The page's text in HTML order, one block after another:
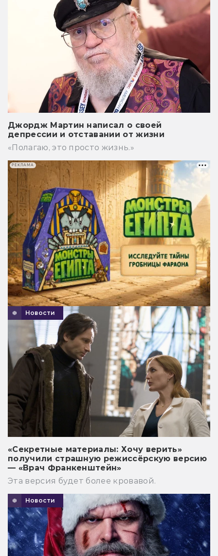
Джордж Мартин написал о своей
депрессии и отставании от жизни
«Полагаю, это просто жизнь.»
Новости
«Секретные материалы: Хочу верить»
получили страшную режиссёрскую версию
— «Врач Франкенштейн»
Эта версия будет более кровавой.
Новости
РЕКЛАМА